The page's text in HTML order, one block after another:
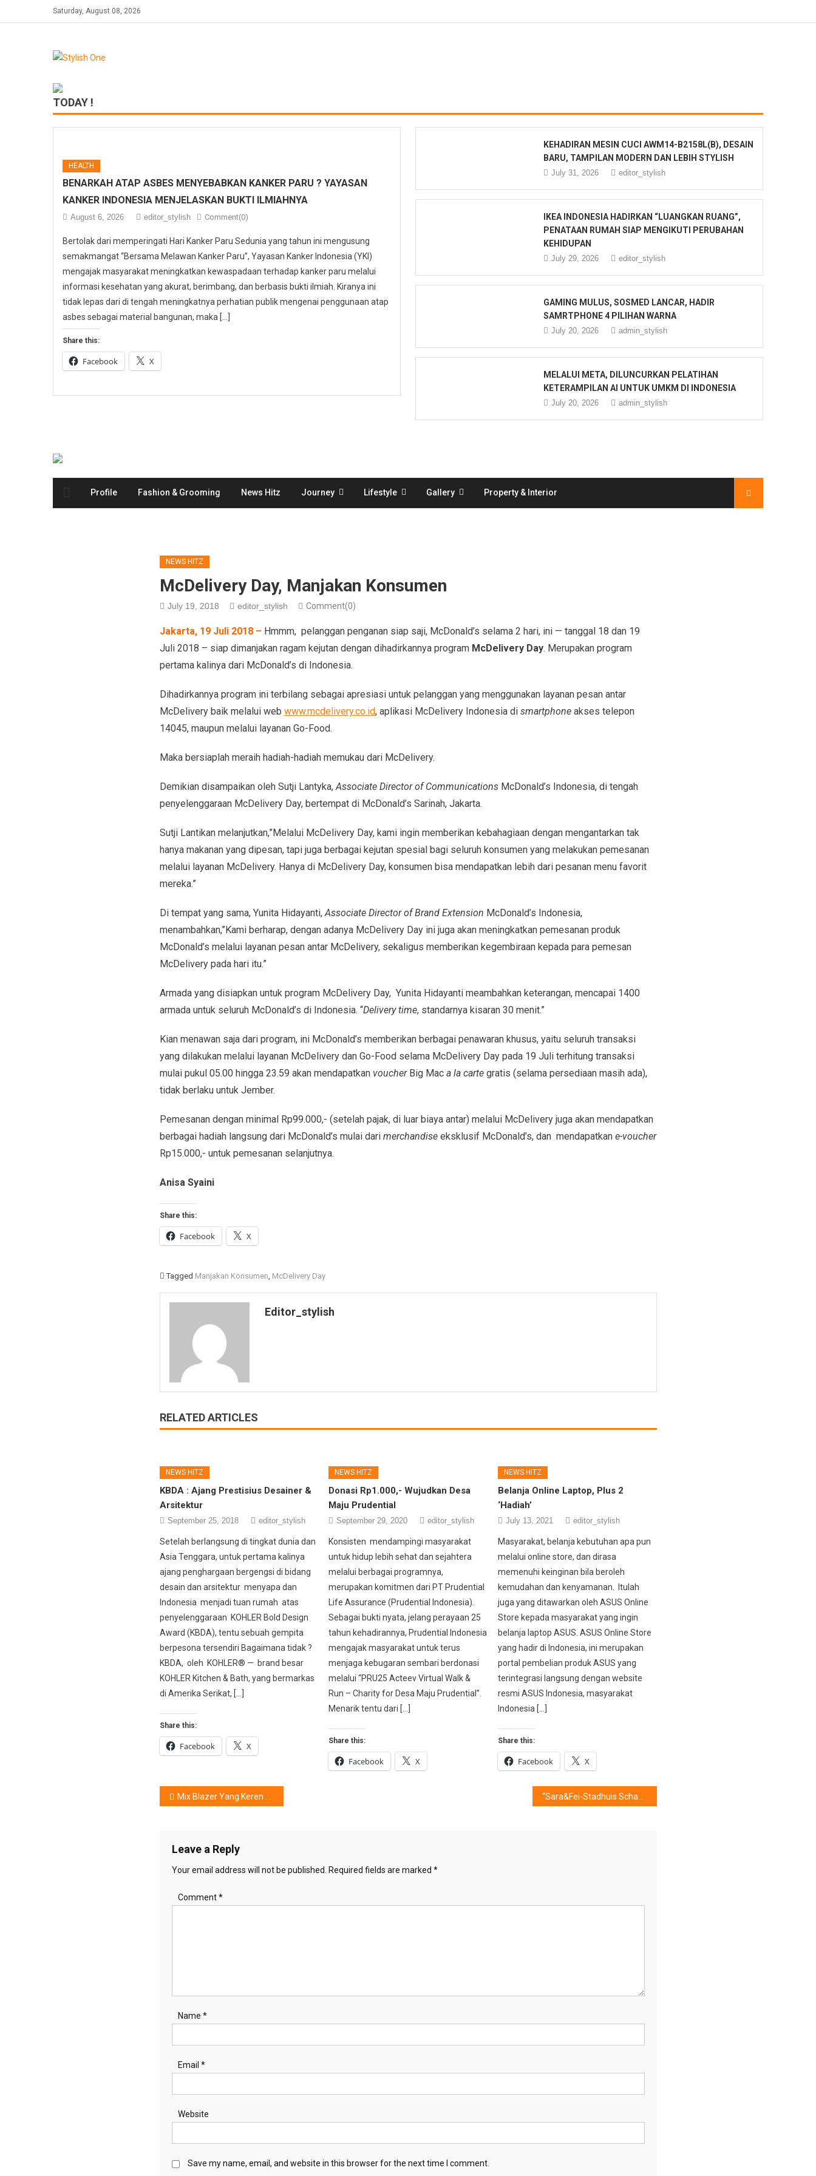
to
Saturday, August 08, 2026
TODAY !
HEALTH
BENARKAH ATAP ASBES MENYEBABKAN KANKER PARU ? YAYASAN
KANKER INDONESIA MENJELASKAN BUKTI ILMIAHNYA
August 6, 2026 editor_stylish Comment(0)
Bertolak dari memperingati Hari Kanker Paru Sedunia yang tahun ini mengusung
semakmangat “Bersama Melawan Kanker Paru”, Yayasan Kanker Indonesia (YKI)
mengajak masyarakat meningkatkan kewaspadaan terhadap kanker paru melalui
informasi kesehatan yang akurat, berimbang, dan berbasis bukti ilmiah. Kiranya ini
tidak lepas dari di tengah meningkatnya perhatian publik mengenai penggunaan atap
asbes sebagai material bangunan, maka […]
Share this:
Facebook X
KEHADIRAN MESIN CUCI AWM14-B2158L(B), DESAIN
BARU, TAMPILAN MODERN DAN LEBIH STYLISH
July 31, 2026 editor_stylish
IKEA INDONESIA HADIRKAN “LUANGKAN RUANG”,
PENATAAN RUMAH SIAP MENGIKUTI PERUBAHAN
KEHIDUPAN
July 29, 2026 editor_stylish
GAMING MULUS, SOSMED LANCAR, HADIR
SAMRTPHONE 4 PILIHAN WARNA
July 20, 2026 admin_stylish
MELALUI META, DILUNCURKAN PELATIHAN
KETERAMPILAN AI UNTUK UMKM DI INDONESIA
July 20, 2026 admin_stylish
Profile Fashion & Grooming News Hitz Journey Lifestyle Gallery Property & Interior
NEWS HITZ
McDelivery Day, Manjakan Konsumen
July 19, 2018 editor_stylish Comment(0)
Jakarta, 19 Juli 2018 – Hmmm, pelanggan penganan siap saji, McDonald’s selama 2 hari, ini — tanggal 18 dan 19
Juli 2018 – siap dimanjakan ragam kejutan dengan dihadirkannya program McDelivery Day. Merupakan program
pertama kalinya dari McDonald’s di Indonesia.
Dihadirkannya program ini terbilang sebagai apresiasi untuk pelanggan yang menggunakan layanan pesan antar
McDelivery baik melalui web www.mcdelivery.co.id, aplikasi McDelivery Indonesia di smartphoneakses telepon
14045, maupun melalui layanan Go-Food.
Maka bersiaplah meraih hadiah-hadiah memukau dari McDelivery.
Demikian disampaikan oleh Sutji Lantyka, Associate Director of CommunicationsMcDonald’s Indonesia, di tengah
penyelenggaraan McDelivery Day, bertempat di McDonald’s Sarinah, Jakarta.
Sutji Lantikan melanjutkan,”Melalui McDelivery Day, kami ingin memberikan kebahagiaan dengan mengantarkan tak
hanya makanan yang dipesan, tapi juga berbagai kejutan spesial bagi seluruh konsumen yang melakukan pemesanan
melalui layanan McDelivery. Hanya di McDelivery Day, konsumen bisa mendapatkan lebih dari pesanan menu favorit
mereka.”
Di tempat yang sama, Yunita Hidayanti, Associate Director of Brand Extension McDonald’s Indonesia,
menambahkan,”Kami berharap, dengan adanya McDelivery Day ini juga akan meningkatkan pemesanan produk
McDonald’s melalui layanan pesan antar McDelivery, sekaligus memberikan kegembiraan kepada para pemesan
McDelivery pada hari itu.”
Armada yang disiapkan untuk program McDelivery Day, Yunita Hidayanti meambahkan keterangan, mencapai 1400
armada untuk seluruh McDonald’s di Indonesia. “Delivery time, standarnya kisaran 30 menit.”
Kian menawan saja dari program, ini McDonald’s memberikan berbagai penawaran khusus, yaitu seluruh transaksi
yang dilakukan melalui layanan McDelivery dan Go-Food selama McDelivery Day pada 19 Juli terhitung transaksi
mulai pukul 05.00 hingga 23.59 akan mendapatkan voucherBig Mac a la cartegratis (selama persediaan masih ada),
tidak berlaku untuk Jember.
Pemesanan dengan minimal Rp99.000,- (setelah pajak, di luar biaya antar) melalui McDelivery juga akan mendapatkan
berbagai hadiah langsung dari McDonald’s mulai dari merchandiseeksklusif McDonald’s, dan mendapatkan e-voucher
Rp15.000,- untuk pemesanan selanjutnya.
Anisa Syaini
Share this:
Facebook X
Tagged Manjakan Konsumen McDelivery Day
Editor_stylish
RELATED ARTICLES
NEWS HITZ
KBDA : Ajang Prestisius Desainer &
Arsitektur
September 25, 2018 editor_stylish
Setelah berlangsung di tingkat dunia dan
Asia Tenggara, untuk pertama kalinya
ajang penghargaan bergengsi di bidang
desain dan arsitektur menyapa dan
Indonesia menjadi tuan rumah atas
penyelenggaraan KOHLER Bold Design
Award (KBDA), tentu sebuah gempita
berpesona tersendiri Bagaimana tidak ?
KBDA, oleh KOHLER® — brand besar
KOHLER Kitchen & Bath, yang bermarkas
di Amerika Serikat, […]
Share this:
Facebook X
NEWS HITZ
Donasi Rp1.000,- Wujudkan Desa
Maju Prudential
September 29, 2020 editor_stylish
Konsisten mendampingi masyarakat
untuk hidup lebih sehat dan sejahtera
melalui berbagai programnya,
merupakan komitmen dari PT Prudential
Life Assurance (Prudential Indonesia).
Sebagai bukti nyata, jelang perayaan 25
tahun kehadirannya, Prudential Indonesia
mengajak masyarakat untuk terus
menjaga kebugaran sembari berdonasi
melalui “PRU25 Acteev Virtual Walk &
Run – Charity for Desa Maju Prudential”.
Menarik tentu dari […]
Share this:
Facebook X
NEWS HITZ
Belanja Online Laptop, Plus 2
‘Hadiah’
July 13, 2021 editor_stylish
Masyarakat, belanja kebutuhan apa pun
melalui online store, dan dirasa
memenuhi keinginan bila beroleh
kemudahan dan kenyamanan. Itulah
juga yang ditawarkan oleh ASUS Online
Store kepada masyarakat yang ingin
belanja laptop ASUS. ASUS Online Store
yang hadir di Indonesia, ini merupakan
portal pembelian produk ASUS yang
terintegrasi langsung dengan website
resmi ASUS Indonesia, masyarakat
Indonesia […]
Share this:
Facebook X
Post
Mix Blazer Yang Keren Dan Nyaman Untuk Beraktivitas
Leave a Reply
Your email address will not be published. Required fields are marked *
Comment*
Name *
Email *
Website
Save my name, email, and website in this browser for the next time I comment.